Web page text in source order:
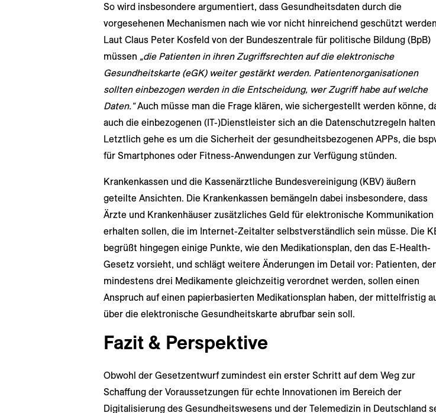
So wird insbesondere argumentiert, dass Gesundheitsdaten durch die
vorgesehenen Mechanismen nach wie vor nicht hinreichend geschützt
Laut Claus Peter Kosfeld von der Bundeszentrale für politische Bildung (BpB)
müssen „die Patienten in ihren Zugriffsrechten auf die elektronische
Gesundheitskarte (eGK) weiter gestärkt werden. Patientenorganisationen
sollten einbezogen werden in die Entscheidung, wer Zugriff habe auf welche
Daten."Auch müsse man die Frage klären, wie sichergestellt werden könne,
auch die einbezogenen (IT-)Dienstleister sich an die Datenschutzregeln
Letztlich gehe es um die Sicherheit der gesundheitsbezogenen APPs, die
für Smartphones oder Fitness-Anwendungen zur Verfügung stünden.
Krankenkassen und die Kassenärztliche Bundesvereinigung (KBV) äußern
geteilte Ansichten. Die Krankenkassen bemängeln dabei insbesondere, dass
Ärzte und Krankenhäuser zusätzliches Geld für elektronische Kommunikation
erhalten sollen, die im Internet-Zeitalter selbstverständlich sein müsse. Die
begrüßt hingegen einige Punkte, wie den Medikationsplan, den das E-Health-
Gesetz vorsieht, und schlägt weitere Änderungen im Detail vor: Patienten,
mindestens drei Medikamente gleichzeitig verordnet werden, sollen einen
Anspruch auf einen papierbasierten Medikationsplan haben, der mittelfristig
über die elektronische Gesundheitskarte abrufbar sein soll.
Fazit & Perspektive
Obwohl der Gesetzentwurf zumindest ein erster Schritt auf dem Weg zur
Schaffung der Voraussetzungen für echte Innovationen im Bereich der
Digitalisierung des Gesundheitswesens und der Telemedizin in Deutschland